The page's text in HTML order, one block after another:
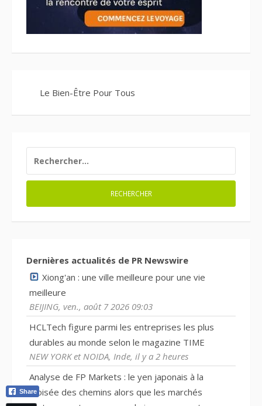
Le Bien-Être Pour Tous
Dernières actualités de PR Newswire
Xiong'an : une ville meilleure pour une vie
meilleure
BEIJING, ven., août 7 2026 09:03
HCLTech figure parmi les entreprises les plus
durables au monde selon le magazine TIME
NEW YORK et NOIDA, Inde, il y a 2 heures
Analyse de FP Markets : le yen japonais à la
croisée des chemins alors que les marchés
Share